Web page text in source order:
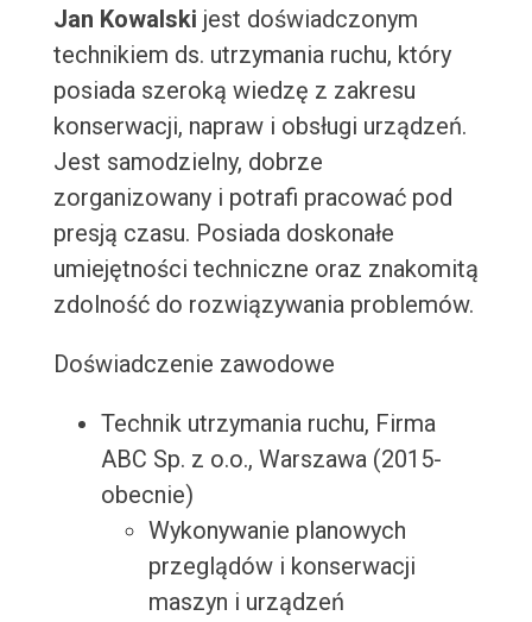
Jan Kowalski jest doświadczonym
technikiem ds. utrzymania ruchu, który
posiada szeroką wiedzę z zakresu
konserwacji, napraw i obsługi urządzeń.
Jest samodzielny, dobrze
zorganizowany i potrafi pracować pod
presją czasu. Posiada doskonałe
umiejętności techniczne oraz znakomitą
zdolność do rozwiązywania problemów.
Doświadczenie zawodowe
Technik utrzymania ruchu, Firma
ABC Sp. z o.o., Warszawa (2015-
obecnie)
Wykonywanie planowych
przeglądów i konserwacji
maszyn i urządzeń